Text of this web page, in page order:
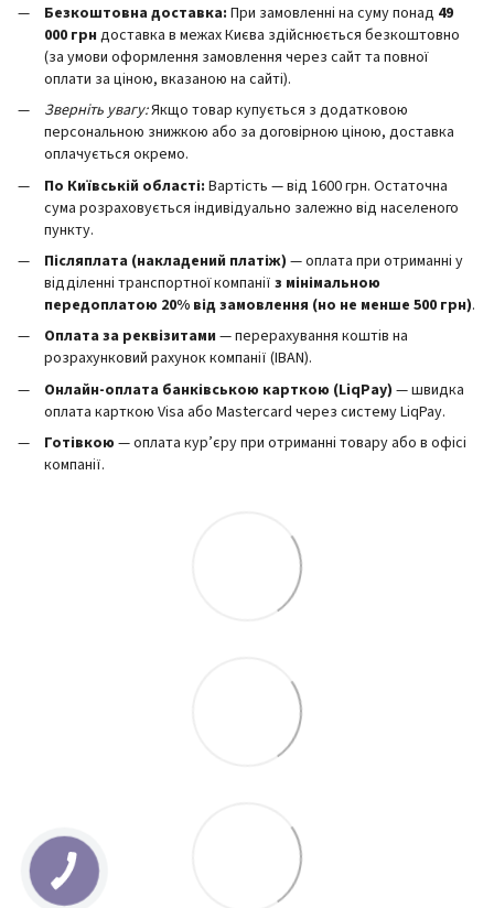
Безкоштовна доставка: При замовленні на суму понад 49
000 грн доставка в межах Києва здійснюється безкоштовно
(за умови оформлення замовлення через сайт та повної
оплати за ціною, вказаною на сайті).
Зверніть увагу:Якщо товар купується з додатковою
персональною знижкою або за договірною ціною, доставка
оплачується окремо.
По Київській області: Вартість — від 1600 грн. Остаточна
сума розраховується індивідуально залежно від населеного
пункту.
Післяплата (накладений платіж) — оплата при отриманні у
відділенні транспортної компанії з мінімальною
передоплатою 20% від замовлення (но не менше 500 грн).
Оплата за реквізитами — перерахування коштів на
розрахунковий рахунок компанії (IBAN).
Онлайн-оплата банківською карткою (LiqPay) — швидка
оплата карткою Visa або Mastercard через систему LiqPay.
Готівкою — оплата кур’єру при отриманні товару або в офісі
компанії.